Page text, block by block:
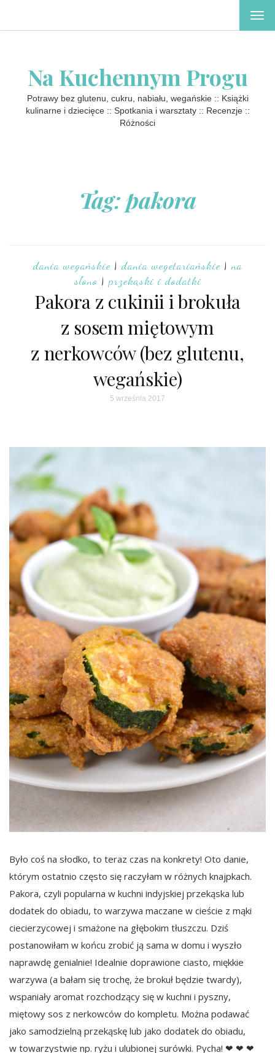
Na Kuchennym Progu
Potrawy bez glutenu, cukru, nabiału, wegańskie :: Książki
kulinarne i dziecięce :: Spotkania i warsztaty :: Recenzje ::
Różności
Tag: pakora
dania wegańskie|dania wegetariańskie| na
słono| przekąski i dodatki
Pakora z cukinii i brokuła
z sosem miętowym
z nerkowców (bez glutenu,
wegańskie)
5 września 2017
Było coś na słodko, to teraz czas na konkrety! Oto danie,
którym ostatnio często się raczyłam w różnych knajpkach.
Pakora, czyli popularna w kuchni indyjskiej przekąska lub
dodatek do obiadu, to warzywa maczane w cieście z mąki
ciecierzycowej i smażone na głębokim tłuszczu. Dziś
postanowiłam w końcu zrobić ją sama w domu i wyszło
naprawdę genialnie! Idealnie doprawione ciasto, miękkie
warzywa (a bałam się trochę, że brokuł będzie twardy),
wspaniały aromat rozchodzący się w kuchni i pyszny,
miętowy sos z nerkowców do kompletu. Można podawać
jako samodzielną przekąskę lub jako dodatek do obiadu,
w towarzystwie np. ryżu i ulubionej surówki. Pycha! ❤ ❤ ❤